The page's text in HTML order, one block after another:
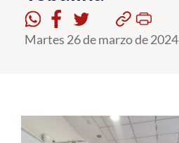
Vinculación con el Medio
Martes 26 de marzo de 2024